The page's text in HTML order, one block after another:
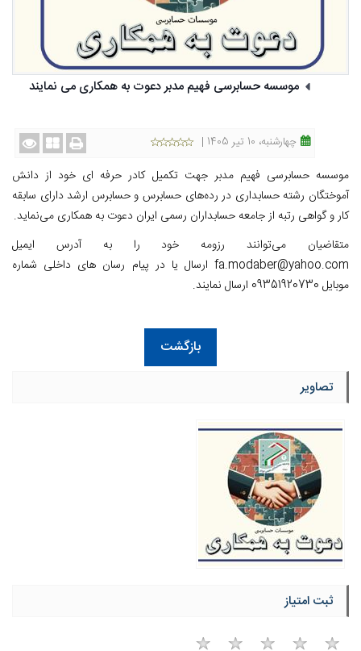
موسسه حسابرسی فهیم مدبر دعوت به همکاری می نمایند
چهارشنبه، 10 تیر 1405 |
موسسه حسابرسی فهیم مدبر جهت تکمیل کادر حرفه ای خود از دانش
آموختگان رشته حسابداری در رده‌های حسابرس و حسابرس ارشد دارای سابقه
کار و گواهی رتبه از جامعه حسابداران رسمی ایران دعوت به همکاری می‌نماید.
متقاضیان می‌توانند رزومه خود را به آدرس ایمیل
fa.modaber@yahoo.com ارسال یا در پیام رسان های داخلی شماره
موبایل 09351920730 ارسال نمایند.
بازگشت
تصاویر
ثبت امتیاز